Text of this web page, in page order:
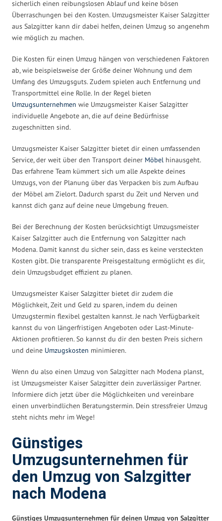
sicherlich einen reibungslosen Ablauf und keine bösen
Überraschungen bei den Kosten. Umzugsmeister Kaiser Salzgitter
aus Salzgitter kann dir dabei helfen, deinen Umzug so angenehm
wie möglich zu machen.
Die Kosten für einen Umzug hängen von verschiedenen Faktoren
ab, wie beispielsweise der Größe deiner Wohnung und dem
Umfang des Umzugsguts. Zudem spielen auch Entfernung und
Transportmittel eine Rolle. In der Regel bieten
Umzugsunternehmen wie Umzugsmeister Kaiser Salzgitter
individuelle Angebote an, die auf deine Bedürfnisse
zugeschnitten sind.
Umzugsmeister Kaiser Salzgitter bietet dir einen umfassenden
Service, der weit über den Transport deiner Möbel hinausgeht.
Das erfahrene Team kümmert sich um alle Aspekte deines
Umzugs, von der Planung über das Verpacken bis zum Aufbau
der Möbel am Zielort. Dadurch sparst du Zeit und Nerven und
kannst dich ganz auf deine neue Umgebung freuen.
Bei der Berechnung der Kosten berücksichtigt Umzugsmeister
Kaiser Salzgitter auch die Entfernung von Salzgitter nach
Modena. Damit kannst du sicher sein, dass es keine versteckten
Kosten gibt. Die transparente Preisgestaltung ermöglicht es dir,
dein Umzugsbudget effizient zu planen.
Umzugsmeister Kaiser Salzgitter bietet dir zudem die
Möglichkeit, Zeit und Geld zu sparen, indem du deinen
Umzugstermin flexibel gestalten kannst. Je nach Verfügbarkeit
kannst du von längerfristigen Angeboten oder Last-Minute-
Aktionen profitieren. So kannst du dir den besten Preis sichern
und deine Umzugskosten minimieren.
Wenn du also einen Umzug von Salzgitter nach Modena planst,
ist Umzugsmeister Kaiser Salzgitter dein zuverlässiger Partner.
Informiere dich jetzt über die Möglichkeiten und vereinbare
einen unverbindlichen Beratungstermin. Dein stressfreier Umzug
steht nichts mehr im Wege!
Günstiges
Umzugsunternehmen für
den Umzug von Salzgitter
nach Modena
Günstiges Umzugsunternehmen für deinen Umzug von Salzgitter